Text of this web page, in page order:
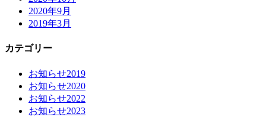
2020年9月
2019年3月
カテゴリー
お知らせ2019
お知らせ2020
お知らせ2022
お知らせ2023